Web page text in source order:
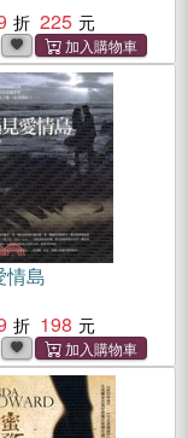
225
情島
198